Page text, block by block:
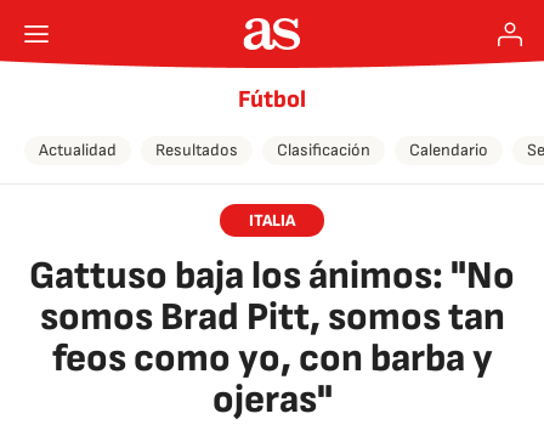
Fútbol
Actualidad Resultados Clasificación Calendario
ITALIA
Gattuso baja los ánimos: "No
somos Brad Pitt, somos tan
feos como yo, con barba y
ojeras"